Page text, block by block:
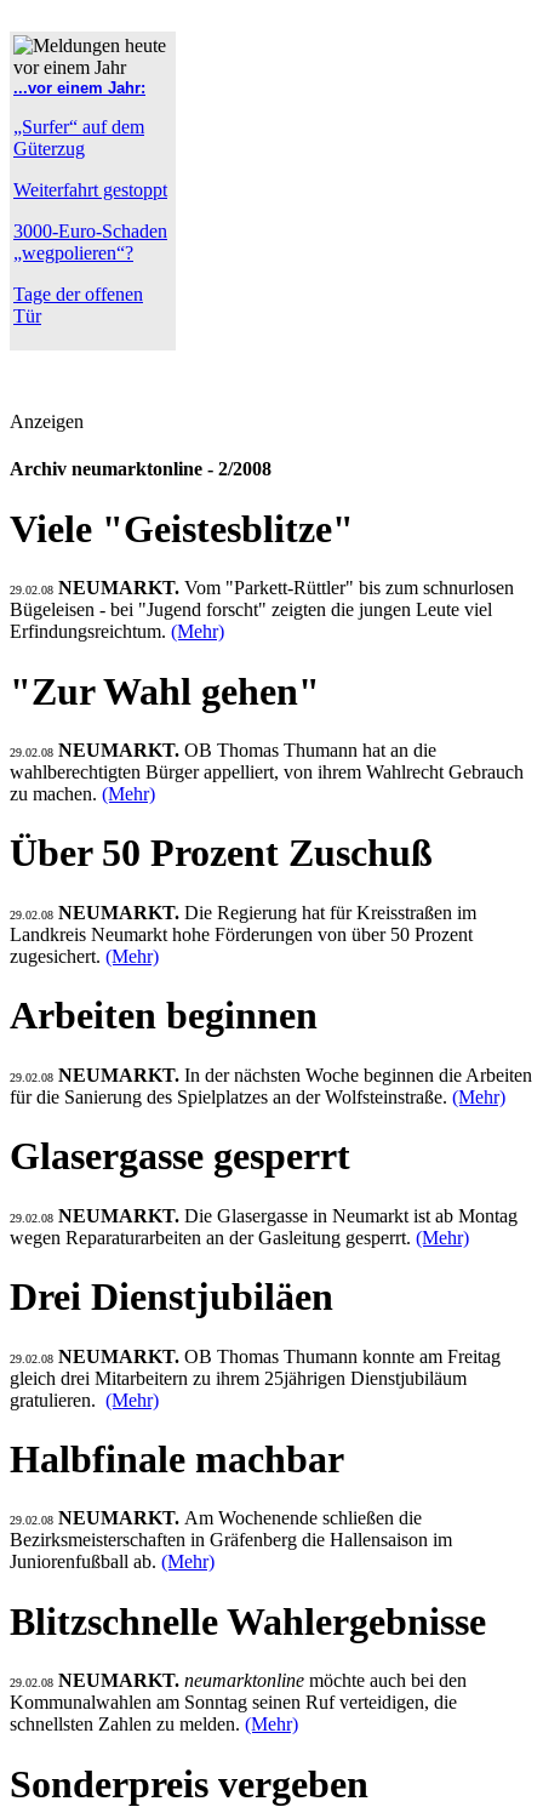
...vor einem Jahr:
„Surfer“ auf dem
Güterzug
Weiterfahrt gestoppt
3000-Euro-Schaden
„wegpolieren“?
Tage der offenen
Tür
Anzeigen
Archiv neumarktonline - 2/2008
Viele "Geistesblitze"
29.02.08 NEUMARKT. Vom "Parkett-Rüttler" bis zum schnurlosen
Bügeleisen - bei "Jugend forscht" zeigten die jungen Leute viel
Erfindungsreichtum. (Mehr)
"Zur Wahl gehen"
29.02.08 NEUMARKT. OB Thomas Thumann hat an die
wahlberechtigten Bürger appelliert, von ihrem Wahlrecht Gebrauch
zu machen. (Mehr)
Über 50 Prozent Zuschuß
29.02.08 NEUMARKT. Die Regierung hat für Kreisstraßen im
Landkreis Neumarkt hohe Förderungen von über 50 Prozent
zugesichert. (Mehr)
Arbeiten beginnen
29.02.08 NEUMARKT. In der nächsten Woche beginnen die Arbeiten
für die Sanierung des Spielplatzes an der Wolfsteinstraße. (Mehr)
Glasergasse gesperrt
29.02.08 NEUMARKT. Die Glasergasse in Neumarkt ist ab Montag
wegen Reparaturarbeiten an der Gasleitung gesperrt. (Mehr)
Drei Dienstjubiläen
29.02.08 NEUMARKT. OB Thomas Thumann konnte am Freitag
gleich drei Mitarbeitern zu ihrem 25jährigen Dienstjubiläum
gratulieren. (Mehr)
Halbfinale machbar
29.02.08 NEUMARKT. Am Wochenende schließen die
Bezirksmeisterschaften in Gräfenberg die Hallensaison im
Juniorenfußball ab. (Mehr)
Blitzschnelle Wahlergebnisse
29.02.08 NEUMARKT. neumarktonline möchte auch bei den
Kommunalwahlen am Sonntag seinen Ruf verteidigen, die
schnellsten Zahlen zu melden. (Mehr)
Sonderpreis vergeben